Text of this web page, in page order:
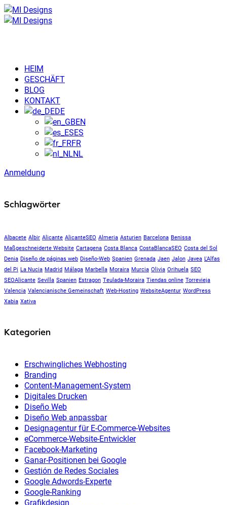
HEIM
GESCHÄFT
BLOG
KONTAKT
DE
EN
ES
FR
NL
Anmeldung
Schlagwörter
Albacete Albir Alicante AlicanteSEO Almeria Asturien Barcelona Benissa
Maßgeschneiderte Website Cartagena Costa Blanca CostaBlancaSEO Costa del Sol
Denia Diseño de páginas web Diseño-Web Spanien Grenada Jaen Jalon Javea L'Alfas
del Pi La Nucia Madrid Málaga Marbella Moraira Murcia Olivia Orihuela SEO
SEOAlicante Sevilla Spanien Estragon Teulada-Moraira Tiendas online Torrevieja
Valencia Valencianische Gemeinschaft Web-Hosting WebsiteAgentur WordPress
Xabia Xativa
Kategorien
Erschwingliches Webhosting
Branding
Content-Management-System
Digitales Drucken
Diseño Web
Diseño Web anpassbar
Designagentur für E-Commerce-Websites
eCommerce-Website-Entwickler
Facebook-Marketing
Ganar-Positionen bei Google
Gestión de Redes Sociales
Google Adwords-Experte
Google-Ranking
Grafikdesign